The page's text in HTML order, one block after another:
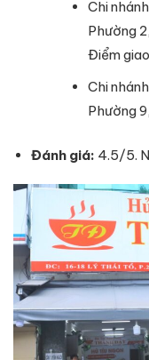
Chi
Phường
Điểm
Chi
Phường
Đánh giá: 4.5/5.